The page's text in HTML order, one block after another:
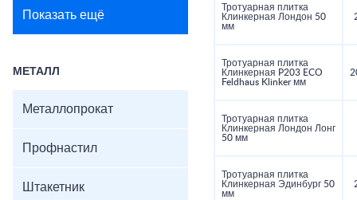
Показать ещё
МЕТАЛЛ
Металлопрокат
Профнастил
Штакетник
Тротуарная плитка
Клинкерная Лондон 50
мм
Тротуарная плитка
Клинкерная P203 ECO
Feldhaus Klinker мм
Тротуарная плитка
Клинкерная Лондон Лонг
50 мм
Тротуарная плитка
Клинкерная Эдинбург 50
мм